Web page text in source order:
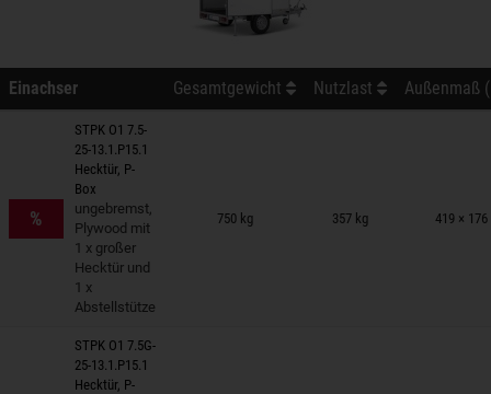
Einachser Gesamtgewicht Nutzlast Außenmaß
%
STPK O1 7.5-
25-13.1.P15.1
Hecktür, P-
Box
ungebremst,
Plywood mit
1 x großer
Hecktür und
1 x
Abstellstütze
750 kg 357 kg 419 ×
auf Merkzettel
STPK O1 7.5G-
25-13.1.P15.1
Hecktür, P-